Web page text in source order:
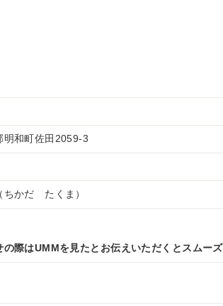
明和町佐田2059-3
かだ たくま）
際はUMMを見たとお伝えいただくとスムーズ